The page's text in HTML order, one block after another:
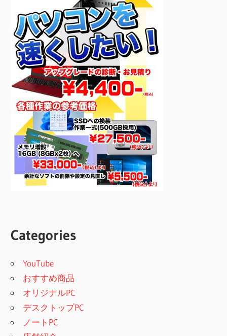
Categories
YouTube
おすすめ商品
オリジナルPC
デスクトップPC
ノートPC